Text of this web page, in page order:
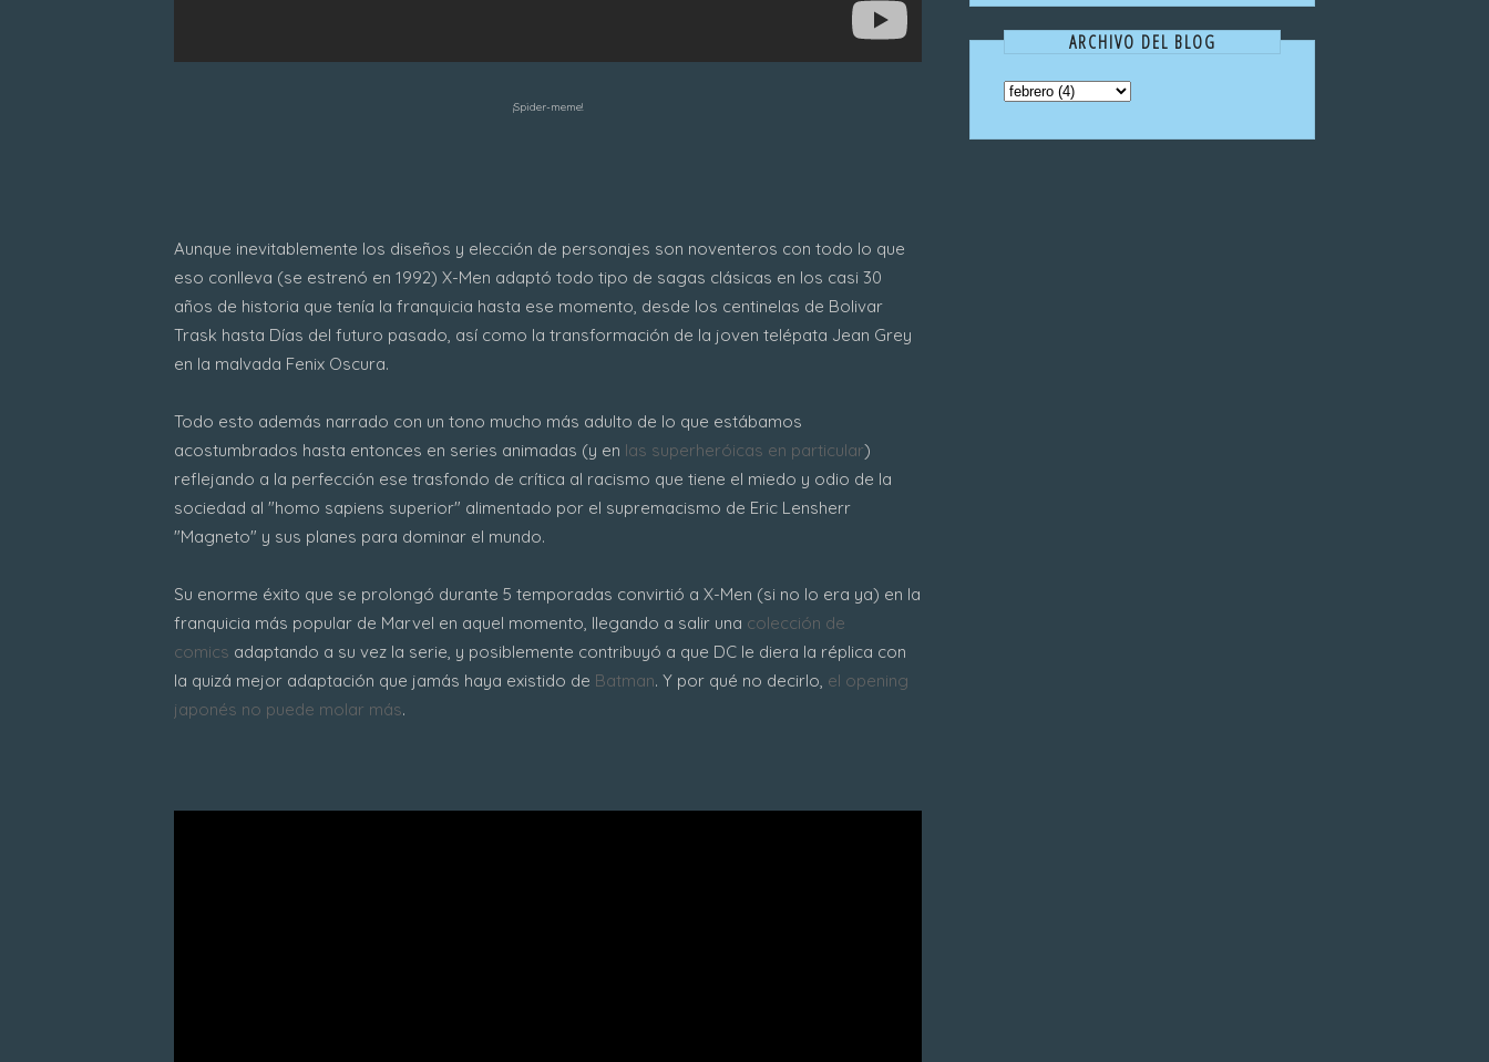
¡Spider-meme!
Aunque inevitablemente los diseños y elección de personajes son noventeros con todo lo que
eso conlleva (se estrenó en 1992) X-Men adaptó todo tipo de sagas clásicas en los casi 30
años de historia que tenía la franquicia hasta ese momento, desde los centinelas de Bolivar
Trask hasta Días del futuro pasado, así como la transformación de la joven telépata Jean Grey
en la malvada Fenix Oscura.
Todo esto además narrado con un tono mucho más adulto de lo que estábamos
acostumbrados hasta entonces en series animadas (y en las superheróicas en particular)
reflejando a la perfección ese trasfondo de crítica al racismo que tiene el miedo y odio de la
sociedad al "homo sapiens superior" alimentado por el supremacismo de Eric Lensherr
"Magneto" y sus planes para dominar el mundo.
Su enorme éxito que se prolongó durante 5 temporadas convirtió a X-Men (si no lo era ya) en la
franquicia más popular de Marvel en aquel momento, llegando a salir una colección de
comics adaptando a su vez la serie, y posiblemente contribuyó a que DC le diera la réplica con
la quizá mejor adaptación que jamás haya existido de Batman. Y por qué no decirlo, el opening
japonés no puede molar más.
ARCHIVO DEL BLOG